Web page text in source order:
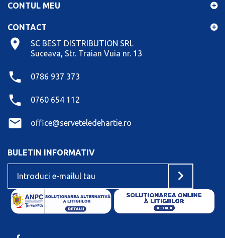
CONTUL MEU
CONTACT
SC BEST DISTRIBUTION SRL
Suceava, Str. Traian Vuia nr. 13
0786 937 373
0760 654 112
office@serveteledehartie.ro
BULETIN INFORMATIV